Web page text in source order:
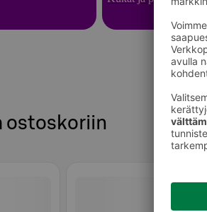
ostoskoriin